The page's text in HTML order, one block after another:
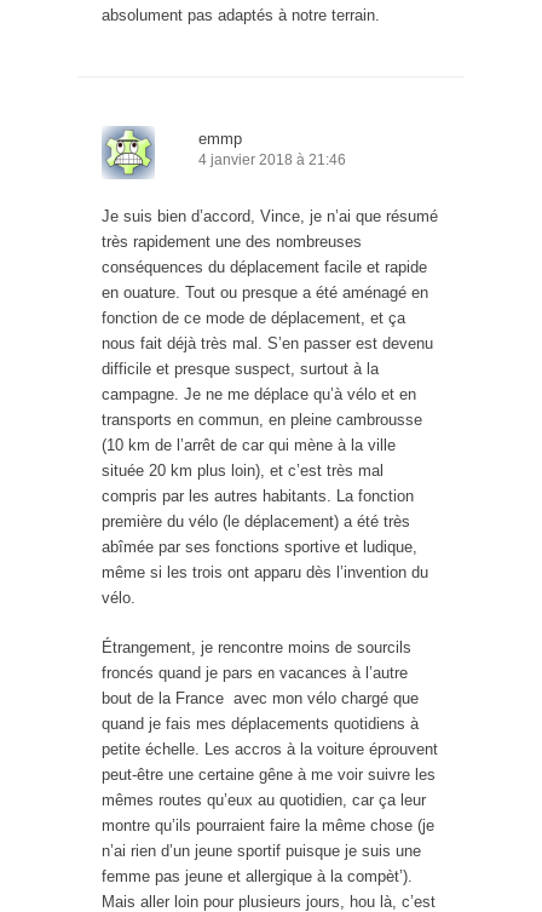
absolument pas adaptés à notre terrain.
emmp
4 janvier 2018 à 21:46
Je suis bien d’accord, Vince, je n’ai que résumé
très rapidement une des nombreuses
conséquences du déplacement facile et rapide
en ouature. Tout ou presque a été aménagé en
fonction de ce mode de déplacement, et ça
nous fait déjà très mal. S’en passer est devenu
difficile et presque suspect, surtout à la
campagne. Je ne me déplace qu’à vélo et en
transports en commun, en pleine cambrousse
(10 km de l’arrêt de car qui mène à la ville
située 20 km plus loin), et c’est très mal
compris par les autres habitants. La fonction
première du vélo (le déplacement) a été très
abîmée par ses fonctions sportive et ludique,
même si les trois ont apparu dès l’invention du
vélo.
Étrangement, je rencontre moins de sourcils
froncés quand je pars en vacances à l’autre
bout de la France avec mon vélo chargé que
quand je fais mes déplacements quotidiens à
petite échelle. Les accros à la voiture éprouvent
peut-être une certaine gêne à me voir suivre les
mêmes routes qu’eux au quotidien, car ça leur
montre qu’ils pourraient faire la même chose (je
n’ai rien d’un jeune sportif puisque je suis une
femme pas jeune et allergique à la compèt’).
Mais aller loin pour plusieurs jours, hou là, c’est